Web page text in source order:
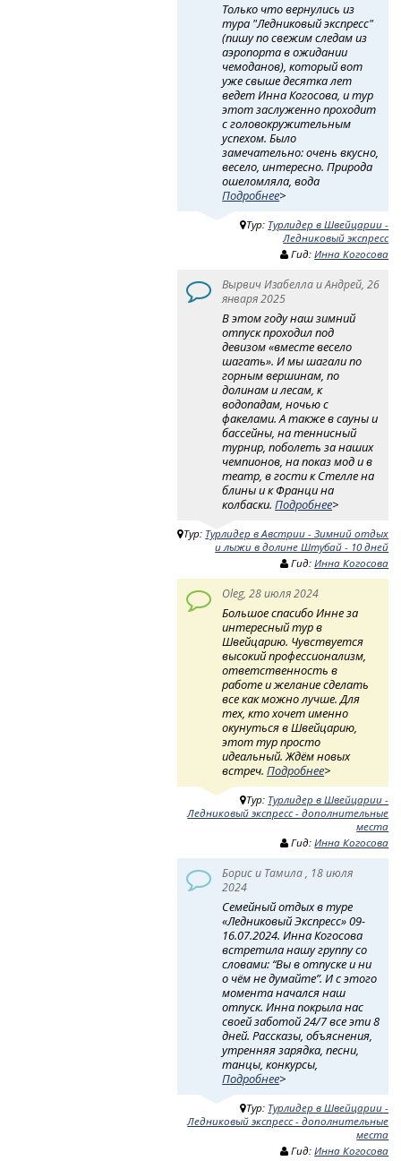
Только что вернулись из
тура "Ледниковый экспресс"
(пишу по свежим следам из
аэропорта в ожидании
чемоданов), который вот
уже свыше десятка лет
ведет Инна Когосова, и тур
этот заслуженно проходит
с головокружительным
успехом. Было
замечательно: очень вкусно,
весело, интересно. Природа
ошеломляла, вода
Подробнее>
Тур: Турлидер в Швейцарии -
Ледниковый экспресс
Гид:Инна Когосова
Вырвич Изабелла и Андрей, 26
января 2025
В этом году наш зимний
отпуск проходил под
девизом «вместе весело
шагать». И мы шагали по
горным вершинам, по
долинам и лесам, к
водопадам, ночью с
факелами. А также в сауны и
бассейны, на теннисный
турнир, поболеть за наших
чемпионов, на показ мод и в
театр, в гости к Стелле на
блины и к Франци на
колбаски.Подробнее>
Тур: Турлидер в Австрии - Зимний отдых
и лыжи в долине Штубай - 10 дней
Гид:Инна Когосова
Oleg, 28 июля 2024
Большое спасибо Инне за
интересный тур в
Швейцарию. Чувствуется
высокий профессионализм,
ответственность в
работе и желание сделать
все как можно лучше. Для
тех, кто хочет именно
окунуться в Швейцарию,
этот тур просто
идеальный. Ждём новых
встреч.Подробнее>
Тур: Турлидер в Швейцарии -
Ледниковый экспресс - дополнительные
места
Гид:Инна Когосова
Борис и Тамила , 18 июля
2024
Семейный отдых в туре
«Ледниковый Экспресс» 09-
16.07.2024. Инна Когосова
встретила нашу группу со
словами: “Вы в отпуске и ни
о чём не думайте”. И с этого
момента начался наш
отпуск. Инна покрыла нас
своей заботой 24/7 все эти 8
дней. Рассказы, объяснения,
утренняя зарядка, песни,
танцы, конкурсы,
Подробнее>
Тур: Турлидер в Швейцарии -
Ледниковый экспресс - дополнительные
места
Гид:Инна Когосова